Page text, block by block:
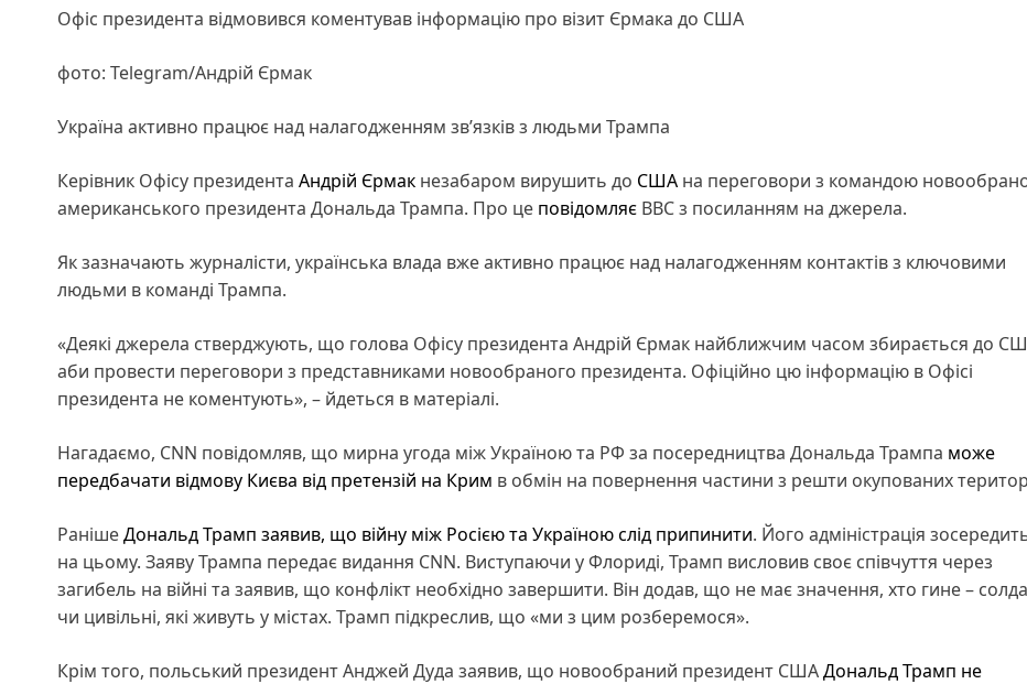
Офіс президента відмовився коментував інформацію про візит Єрмака до США
фото: Telegram/Андрій Єрмак
Україна активно працює над налагодженням зв’язків з людьми Трампа
Керівник Офісу президента Андрій Єрмак незабаром вирушить до США на переговори з командою
американського президента Дональда Трампа. Про це повідомляє BBC з посиланням на джерела.
Як зазначають журналісти, українська влада вже активно працює над налагодженням контактів з ключовими
людьми в команді Трампа.
«Деякі джерела стверджують, що голова Офісу президента Андрій Єрмак найближчим часом збирається до
аби провести переговори з представниками новообраного президента. Офіційно цю інформацію в Офісі
президента не коментують», – йдеться в матеріалі.
Нагадаємо, CNN повідомляв, що мирна угода між Україною та РФ за посередництва Дональда Трампа може
передбачати відмову Києва від претензій на Крим в обмін на повернення частини з решти окупованих
РанішеДональд Трамп заявив, що війну між Росією та Україною слід припинити. Його адміністрація
на цьому. Заяву Трампа передає видання CNN. Виступаючи у Флориді, Трамп висловив своє співчуття через
загибель на війні та заявив, що конфлікт необхідно завершити. Він додав, що не має значення, хто гине –
чи цивільні, які живуть у містах. Трамп підкреслив, що «ми з цим розберемося».
Крім того, польський президент Анджей Дуда заявив, що новообраний президент СШАДональд Трамп не